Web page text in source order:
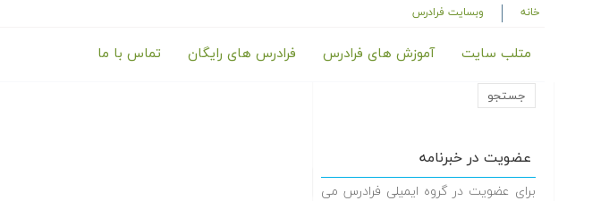
خانه وبسایت فرادرس
متلب سایت آموزش های فرادرس فرادرس های رایگان تماس با ما
عضویت در خبرنامه
برای عضویت در گروه ایمیلی فرادرس می